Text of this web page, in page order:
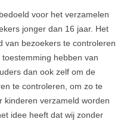
voor het verzamelen
jonger dan 16 jaar. Het
van bezoekers te controleren
hebben van
dan ook zelf om de
te controleren, om zo te
kinderen verzameld worden
idee heeft dat wij zonder